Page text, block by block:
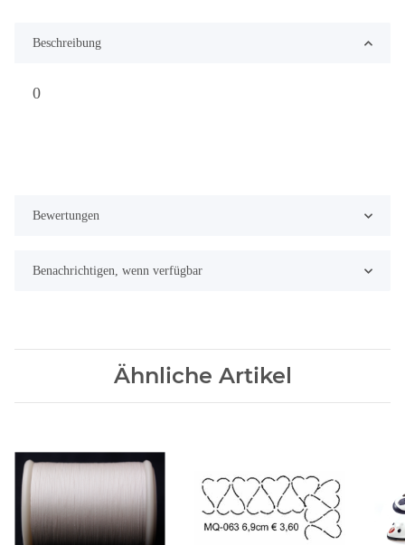
Beschreibung
0
Bewertungen
Benachrichtigen, wenn verfügbar
Ähnliche Artikel